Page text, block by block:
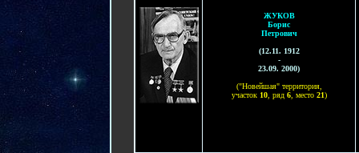
ЖУКОВ
Борис
Петрович
(12.11. 1912
-
23.09. 2000)
("Новейшая" территория,
участок 10, ряд 6, место 21)